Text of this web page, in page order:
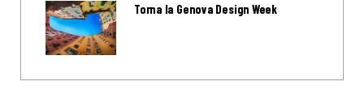
Torna la Genova Design Week